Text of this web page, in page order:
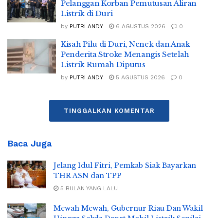
Pelanggan Korban Pemutusan Aliran
Listrik di Duri
by PUTRI ANDY 6 AGUSTUS 2026 0
Kisah Pilu di Duri, Nenek dan Anak
Penderita Stroke Menangis Setelah
Listrik Rumah Diputus
by PUTRI ANDY 5 AGUSTUS 2026 0
TINGGALKAN KOMENTAR
Baca Juga
Jelang Idul Fitri, Pemkab Siak Bayarkan
THR ASN dan TPP
5 BULAN YANG LALU
Mewah Mewah, Gubernur Riau Dan Wakil